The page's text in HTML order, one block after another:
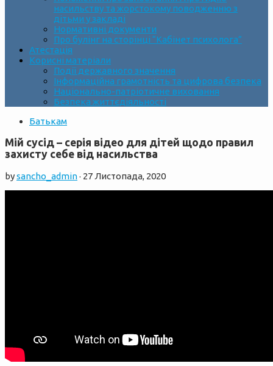
насильству та жорстокому поводженню з
дітьми у закладі
Нормативні документи
Про булінг на сторінці “Кабінет психолога”
Атестація
Корисні матеріали
Події державного значення
Інформаційна грамотність та цифрова безпека
Національно-патріотичне виховання
Безпека життєдіяльності
Батькам
Мій сусід – серія відео для дітей щодо правил
захисту себе від насильства
bysancho_admin· 27 Листопада, 2020